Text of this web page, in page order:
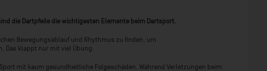
die Dartpfeile die wichtigesten Elemente beim Dartsport.
Bewegungsablauf und Rhythmus zu finden, um
Das klappt nur mit viel Übung.
mit kaum gesundheitliche Folgeschäden. Während Verletzungen beim